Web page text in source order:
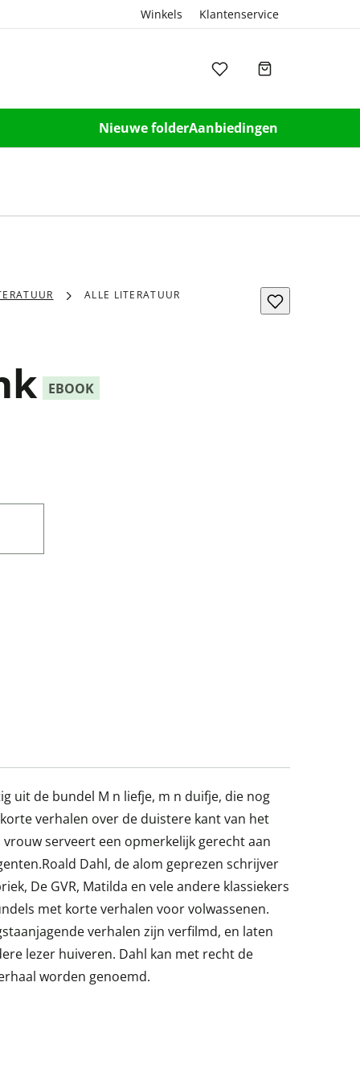
Winkels Klantenservice
Nieuwe folderAanbiedingen
ALLE LITERATUUR
EBOOK
uit de bundel M n liefje, m n duifje, die nog
verhalen over de duistere kant van het
serveert een opmerkelijk gerecht aan
Dahl, de alom geprezen schrijver
De GVR, Matilda en vele andere klassiekers
met korte verhalen voor volwassenen.
verhalen zijn verfilmd, en laten
lezer huiveren. Dahl kan met recht de
worden genoemd.